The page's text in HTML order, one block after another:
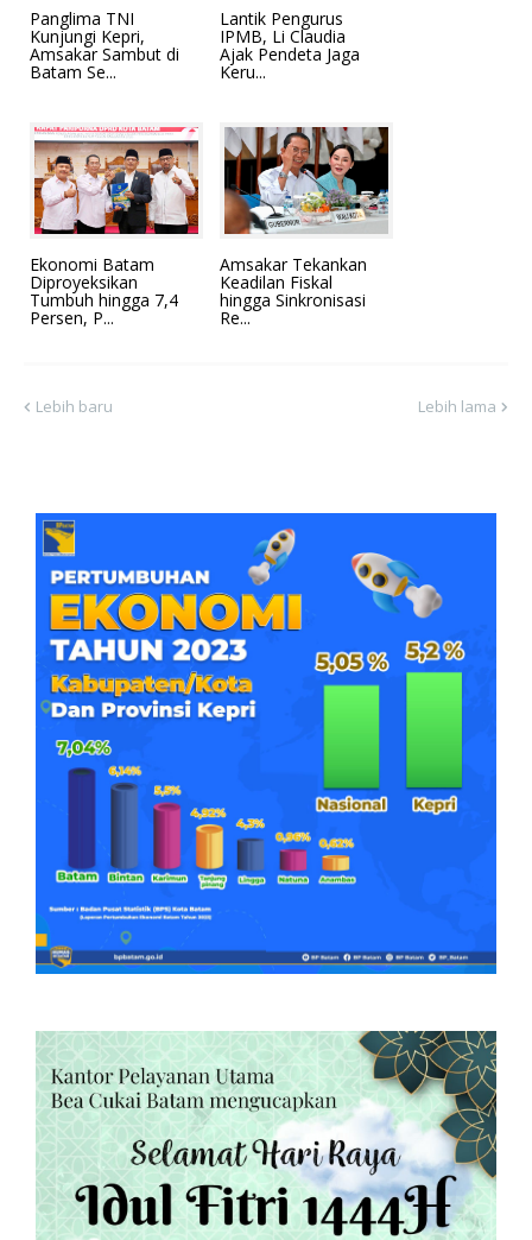
Panglima TNI
Kunjungi Kepri,
Amsakar Sambut di
Batam Se...
Lantik Pengurus
IPMB, Li Claudia
Ajak Pendeta Jaga
Keru...
Ekonomi Batam
Diproyeksikan
Tumbuh hingga 7,4
Persen, P...
Amsakar Tekankan
Keadilan Fiskal
hingga Sinkronisasi
Re...
Lebih baru Lebih lama